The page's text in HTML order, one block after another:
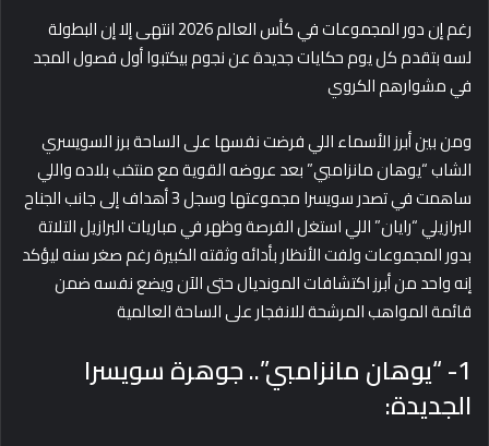
رغم إن دور المجموعات في كأس العالم 2026 انتهى إلا إن البطولة
لسه بتقدم كل يوم حكايات جديدة عن نجوم بيكتبوا أول فصول المجد
في مشوارهم الكروي
ومن بين أبرز الأسماء اللي فرضت نفسها على الساحة برز السويسري
الشاب “يوهان مانزامبي” بعد عروضه القوية مع منتخب بلاده واللي
ساهمت في تصدر سويسرا مجموعتها وسجل 3 أهداف إلى جانب الجناح
البرازيلي “رايان” اللي استغل الفرصة وظهر في مباريات البرازيل التلاتة
بدور المجموعات ولفت الأنظار بأدائه وثقته الكبيرة رغم صغر سنه ليؤكد
إنه واحد من أبرز اكتشافات المونديال حتى الآن ويضع نفسه ضمن
قائمة المواهب المرشحة للانفجار على الساحة العالمية
1- “يوهان مانزامبي”.. جوهرة سويسرا
الجديدة: